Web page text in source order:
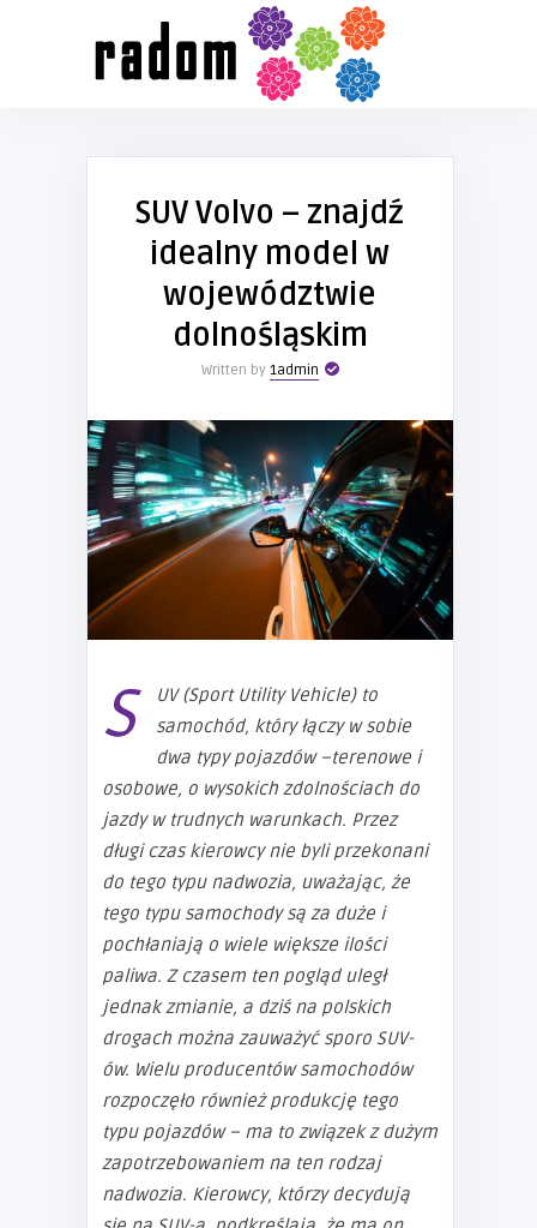
SUV Volvo – znajdź
idealny model w
województwie
dolnośląskim
Written by 1admin
S
UV (Sport Utility Vehicle) to
samochód, który łączy w sobie
dwa typy pojazdów –terenowe i
osobowe, o wysokich zdolnościach do
jazdy w trudnych warunkach. Przez
długi czas kierowcy nie byli przekonani
do tego typu nadwozia, uważając, że
tego typu samochody są za duże i
pochłaniają o wiele większe ilości
paliwa. Z czasem ten pogląd uległ
jednak zmianie, a dziś na polskich
drogach można zauważyć sporo SUV-
ów. Wielu producentów samochodów
rozpoczęło również produkcję tego
typu pojazdów – ma to związek z dużym
zapotrzebowaniem na ten rodzaj
nadwozia. Kierowcy, którzy decydują